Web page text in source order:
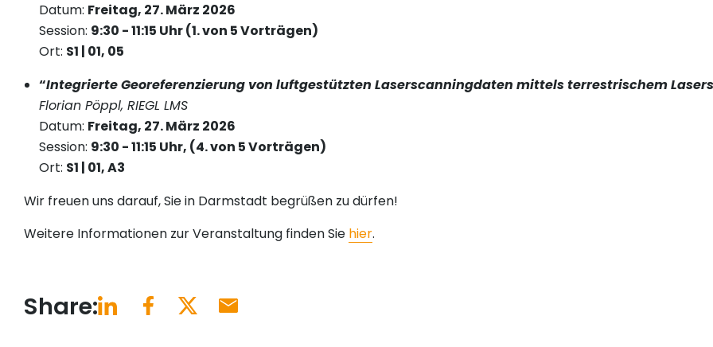
Datum: Freitag, 27. März 2026
Session: 9:30 - 11:15 Uhr (1. von 5 Vorträgen)
Ort: S1 | 01, 05
“Integrierte Georeferenzierung von luftgestützten Laserscanningdaten mittels terrestrischem
Florian Pöppl, RIEGL LMS
Datum: Freitag, 27. März 2026
Session: 9:30 - 11:15 Uhr, (4. von 5 Vorträgen)
Ort: S1 | 01, A3
Wir freuen uns darauf, Sie in Darmstadt begrüßen zu dürfen!
Weitere Informationen zur Veranstaltung finden Sie hier.
Share: